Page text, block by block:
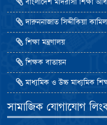
বাংলাদেশ মাদরাসা শিক্ষা
দারুননাজাত সিদ্দীকিয়া
শিক্ষা মন্ত্রণালয়
শিক্ষক বাতায়ন
মাধ্যমিক ও উচ্চ মাধ্যমিক
সামাজিক যোগাযোগ